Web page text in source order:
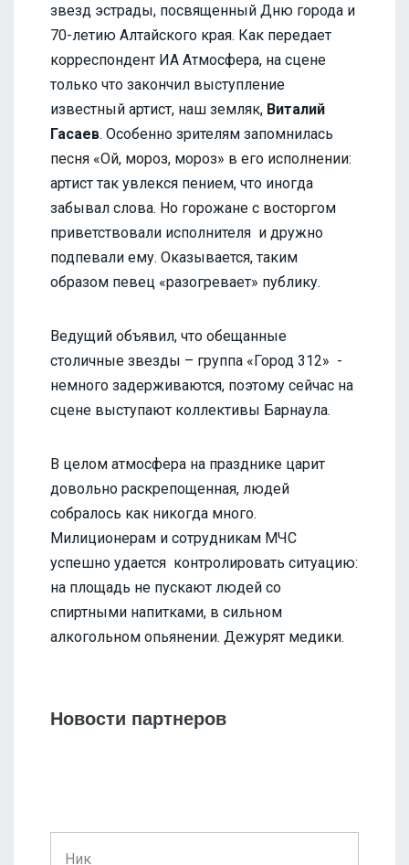
звезд эстрады, посвященный Дню города и
70-летию Алтайского края. Как передает
корреспондент ИА Атмосфера, на сцене
только что закончил выступление
известный артист, наш земляк, Виталий
Гасаев. Особенно зрителям запомнилась
песня «Ой, мороз, мороз» в его исполнении:
артист так увлекся пением, что иногда
забывал слова. Но горожане с восторгом
приветствовали исполнителя и дружно
подпевали ему. Оказывается, таким
образом певец «разогревает» публику.
Ведущий объявил, что обещанные
столичные звезды – группа «Город 312» -
немного задерживаются, поэтому сейчас на
сцене выступают коллективы Барнаула.
В целом атмосфера на празднике царит
довольно раскрепощенная, людей
собралось как никогда много.
Милиционерам и сотрудникам МЧС
успешно удается контролировать ситуацию:
на площадь не пускают людей со
спиртными напитками, в сильном
алкогольном опьянении. Дежурят медики.
Новости партнеров